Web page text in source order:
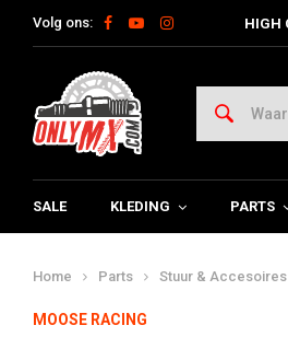
Volg ons: HIGH
SALE KLEDING PARTS
Home Parts Stuur & Accesoires
MOOSE RACING